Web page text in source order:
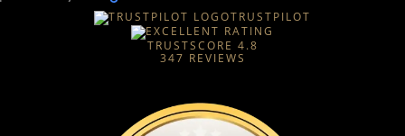
TRUSTPILOT
TRUSTSCORE 4.8
347 REVIEWS